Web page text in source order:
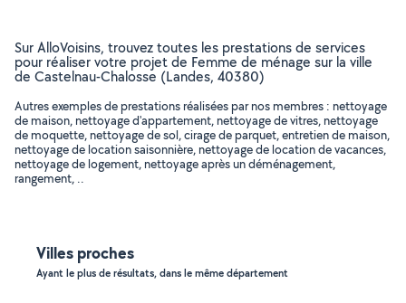
Sur AlloVoisins, trouvez toutes les prestations de services
pour réaliser votre projet de Femme de ménage sur la ville
de Castelnau-Chalosse (Landes, 40380)
Autres exemples de prestations réalisées par nos membres : nettoyage
de maison, nettoyage d'appartement, nettoyage de vitres, nettoyage
de moquette, nettoyage de sol, cirage de parquet, entretien de maison,
nettoyage de location saisonnière, nettoyage de location de vacances,
nettoyage de logement, nettoyage après un déménagement,
rangement, ..
Villes proches
Ayant le plus de résultats, dans le même département